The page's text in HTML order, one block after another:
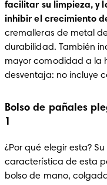
facilitar su limpieza, y
inhibir el crecimiento
cremalleras de metal
durabilidad. También
mayor comodidad a la
desventaja: no incluye
Bolso de pañales
1
¿Por qué elegir esta?
característica de esta
bolso de mano,